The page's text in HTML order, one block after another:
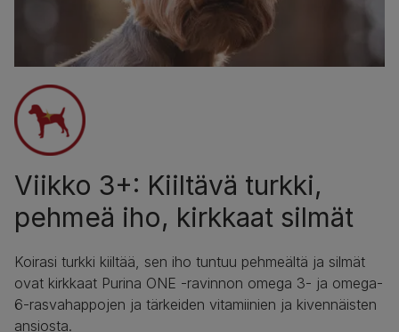
Viikko 3+: Kiiltävä turkki,
pehmeä iho, kirkkaat silmät
Koirasi turkki kiiltää, sen iho tuntuu pehmeältä ja silmät
ovat kirkkaat Purina ONE -ravinnon omega 3- ja omega-
6-rasvahappojen ja tärkeiden vitamiinien ja kivennäisten
ansiosta.